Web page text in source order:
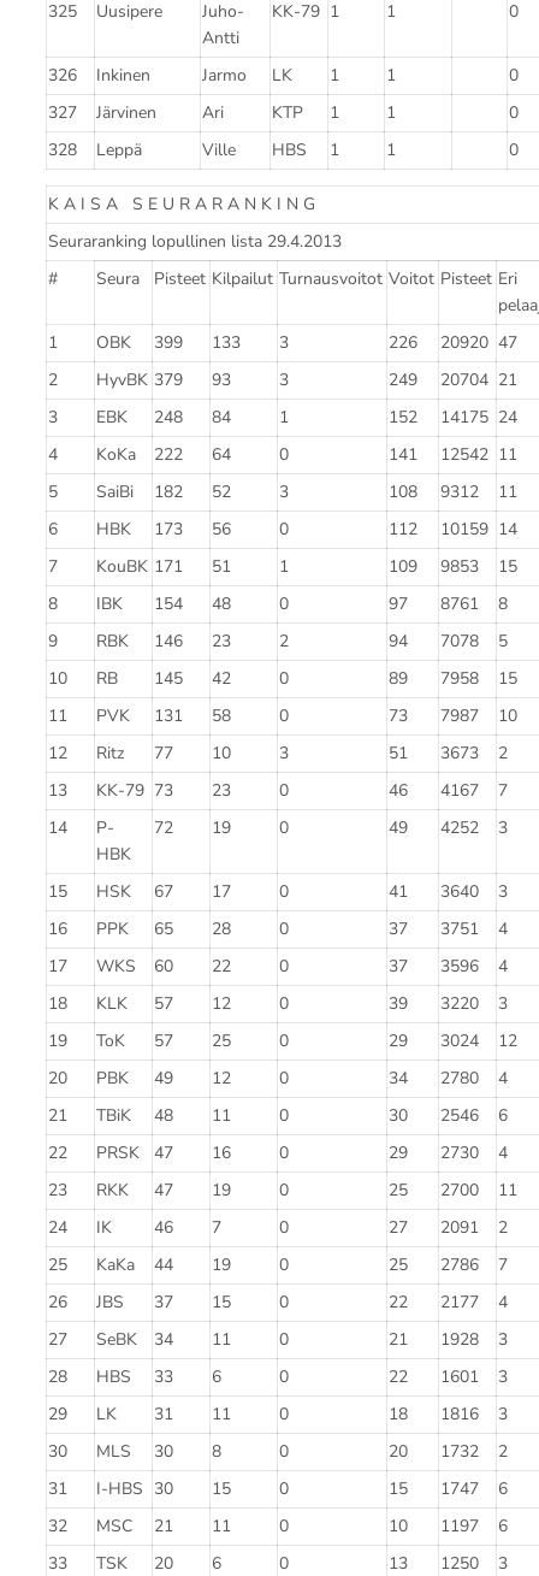
325 Uusipere
Juho-
Antti
KK-79 1 1 0
326 Inkinen Jarmo LK 1 1
0
327
Järvinen Ari KTP 1 1
0
328
Leppä Ville HBS 1 1 0
K A I S A S E U R A R A N K I N G
Seuraranking lopullinen lista 29.4.2013
#
Seura Pisteet Kilpailut Turnausvoitot Voitot Pisteet Eri
1
OBK 399 133 3 226 20920 47
2
HyvBK 379 93 3 249 20704 21
3
EBK 248 84 1 152 14175 24
4
KoKa 222 64 0 141 12542 11
5
SaiBi 182 52 3 108 9312
11
6
HBK 173 56 0 112 10159 14
7
KouBK 171 51 1 109 9853
15
8
IBK 154 48 0 97 8761
8
9
RBK 146 23 2 94 7078
5
10
RB 145 42 0 89 7958
15
11
PVK 131 58 0 73 7987
10
12
Ritz 77 10 3 51 3673
2
13
KK-79 73 23 0 46 4167
7
14
P-
HBK
72 19 0 49 4252 3
15 HSK 67 17 0 41 3640
3
16
PPK 65 28 0 37 3751
4
17
WKS 60 22 0 37 3596
4
18
KLK 57 12 0 39 3220
3
19
ToK 57 25 0 29 3024
12
20
PBK 49 12 0 34 2780
4
21
TBiK 48 11 0 30 2546
6
22
PRSK 47 16 0 29 2730
4
23
RKK 47 19 0 25 2700
11
24
IK 46 7 0 27 2091
2
25
KaKa 44 19 0 25 2786
7
26
JBS 37 15 0 22 2177
4
27
SeBK 34 11 0 21 1928
3
28
HBS 33 6 0 22 1601
3
29
LK 31 11 0 18 1816
3
30
MLS 30 8 0 20 1732
2
31
I-HBS 30 15 0 15 1747
6
32
MSC 21 11 0 10 1197
6
33
TSK 20 6 0 13 1250
3